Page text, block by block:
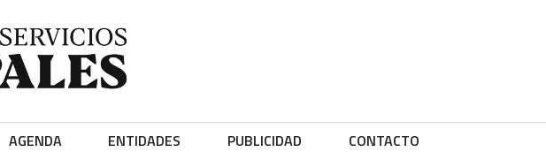
AGENDA ENTIDADES PUBLICIDAD CONTACTO